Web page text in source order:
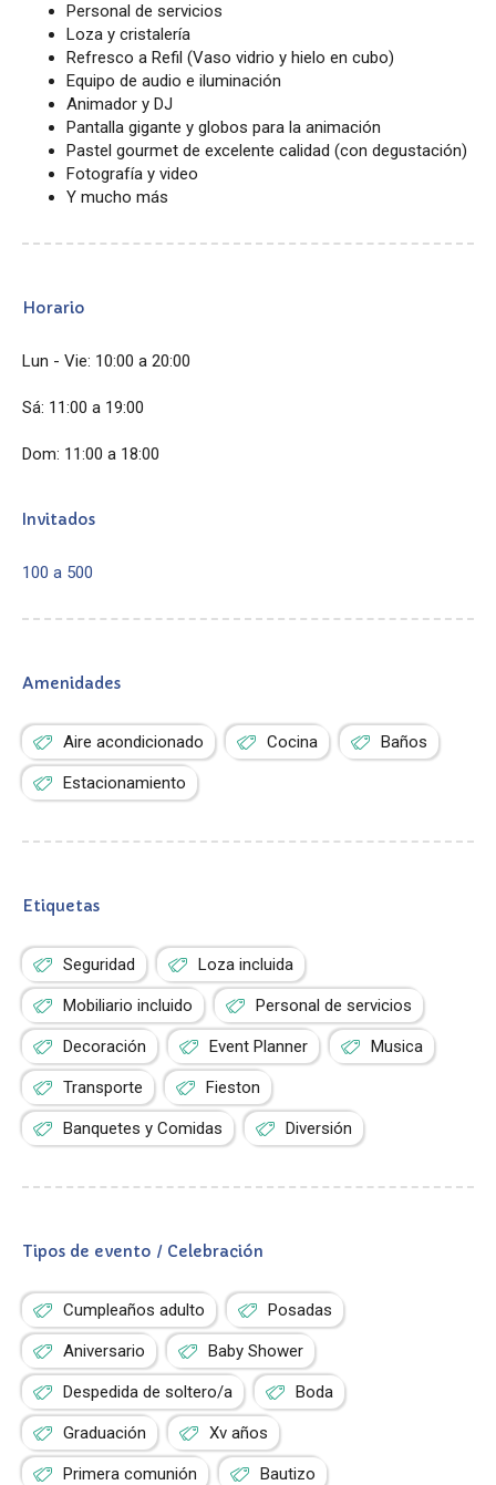
Personal de servicios
Loza y cristalería
Refresco a Refil (Vaso vidrio y hielo en cubo)
Equipo de audio e iluminación
Animador y DJ
Pantalla gigante y globos para la animación
Pastel gourmet de excelente calidad (con degustación)
Fotografía y video
Y mucho más
Horario
Lun - Vie: 10:00 a 20:00
Sá: 11:00 a 19:00
Dom: 11:00 a 18:00
Invitados
100 a 500
Amenidades
Aire acondicionado Cocina Baños
Estacionamiento
Etiquetas
Seguridad Loza incluida
Mobiliario incluido Personal de servicios
Decoración Event Planner Musica
Transporte Fieston
Banquetes y Comidas Diversión
Tipos de evento / Celebración
Cumpleaños adulto Posadas
Aniversario Baby Shower
Despedida de soltero/a Boda
Graduación Xv años
Primera comunión Bautizo